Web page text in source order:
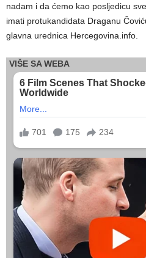
nadam i da ćemo kao posljedicu
imati protukandidata Draganu
glavna urednica Hercegovina.info.